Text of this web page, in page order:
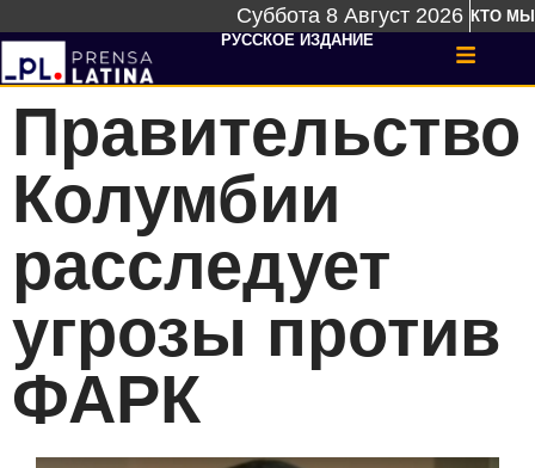
Суббота 8 Август 2026 КТО МЫ
РУССКОЕ ИЗДАНИЕ
Правительство
Колумбии
расследует
угрозы против
ФАРК